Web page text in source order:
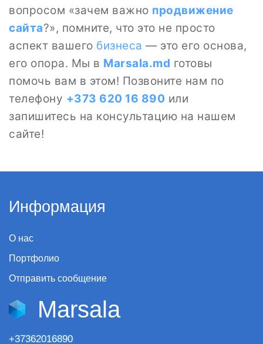
вопросом «зачем важно продвижение
сайта?», помните, что это не просто
аспект вашего бизнеса — это его основа,
его опора. Мы в Marsala.md готовы
помочь вам в этом! Позвоните нам по
телефону +373 620 16 890 или
запишитесь на консультацию на нашем
сайте!
Информация
О нас
Портфолио
Отправить сообщение
Marsala
+37362016890